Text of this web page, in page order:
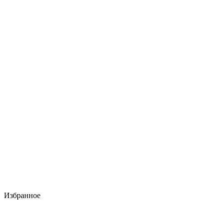
Избранное